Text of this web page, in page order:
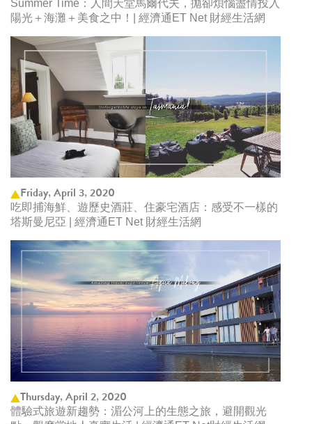
Summer Time：人間天堂馬爾代夫，拋卻煩惱盡情投入
陽光＋海灘＋美食之中！| 經濟通ET Net 財經生活網
Friday, April 3, 2020
吃即捕海鮮、遊歷史酒莊、住豪宅酒店：感受不一樣的
塔斯曼尼亞 | 經濟通ET Net 財經生活網
Thursday, April 2, 2020
體驗式旅遊新趨勢：湄公河上的生態之旅，避開觀光